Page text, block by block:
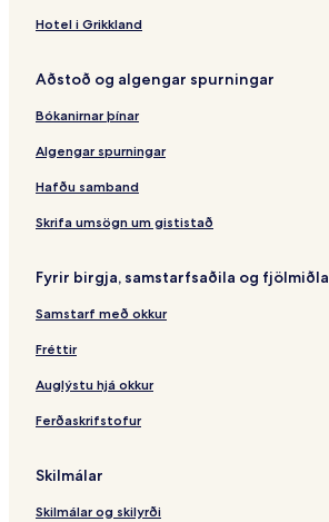
Hotel i Grikkland
Aðstoð og algengar spurningar
Bókanirnar þínar
Algengar spurningar
Hafðu samband
Skrifa umsögn um gististað
Fyrir birgja, samstarfsaðila og fjölmiðla
Samstarf með okkur
Fréttir
Auglýstu hjá okkur
Ferðaskrifstofur
Skilmálar
Skilmálar og skilyrði